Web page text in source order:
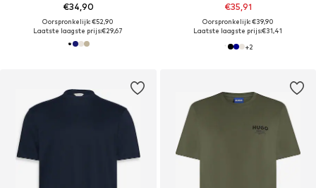
€34,90
Oorspronkelijk: €52,90
Laatste laagste prijs:€29,67
€35,91
Oorspronkelijk: €39,90
Laatste laagste prijs:€31,41
+2